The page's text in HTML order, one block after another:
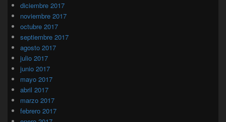
diciembre 2017
noviembre 2017
octubre 2017
septiembre 2017
agosto 2017
julio 2017
junio 2017
mayo 2017
abril 2017
marzo 2017
febrero 2017